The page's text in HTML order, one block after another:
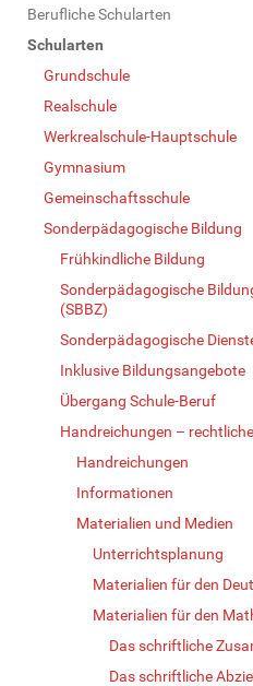
Berufliche Schularten
Schularten
Grundschule
Realschule
Werkrealschule-Hauptschule
Gymnasium
Gemeinschaftsschule
Sonderpädagogische Bildung
Frühkindliche Bildung
Sonderpädagogische
(SBBZ)
Sonderpädagogische
Inklusive Bildungsangebote
Übergang Schule-Beruf
Handreichungen –
Handreichungen
Informationen
Materialien und Medien
Unterrichtsplanung
Materialien für den
Materialien für den
Das schriftliche
Das schriftliche